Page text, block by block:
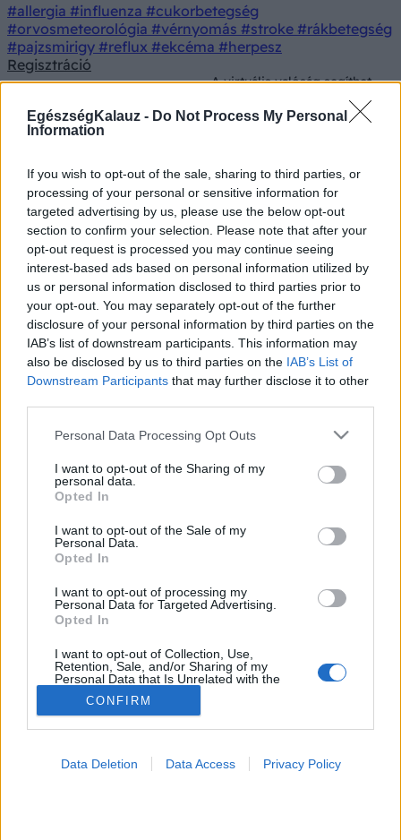
EgészségKalauz - Do Not Process My Personal
Information
If you wish to opt-out of the sale, sharing to third parties, or
processing of your personal or sensitive information for
targeted advertising by us, please use the below opt-out
section to confirm your selection. Please note that after your
opt-out request is processed you may continue seeing
interest-based ads based on personal information utilized by
us or personal information disclosed to third parties prior to
your opt-out. You may separately opt-out of the further
disclosure of your personal information by third parties on the
IAB’s list of downstream participants. This information may
also be disclosed by us to third parties on the IAB’s List of
Downstream Participants that may further disclose it to other
Please note that this website/app uses one or more Google
not limited to your visit or usage behaviour. You may click to
grant or deny consent to Google and its third-party tags to
use your data for below specified purposes in below Google
consent section.
Personal Data Processing Opt Outs
I want to opt-out of the Sharing of my
personal data.
Opted In
I want to opt-out of the Sale of my
Personal Data.
Opted In
I want to opt-out of processing my
Personal Data for Targeted Advertising.
Opted In
I want to opt-out of Collection, Use,
Retention, Sale, and/or Sharing of my
Personal Data that Is Unrelated with the
Purposes for which it was collected.
Opted Out
CONFIRM
Data Deletion Data Access Privacy Policy
#allergia #influenza #cukorbetegség
#orvosmeteorológia #vérnyomás #stroke #rákbetegség
#pajzsmirigy #reflux #ekcéma #herpesz
Regisztráció
kutatások
A virtuális valóság segíthet
enyhítésében – magyar
A virtuális valóság segíthet a
műtét utáni fájdalom enyhítésében
– magyar kutatás
Orvostudományi kutatások